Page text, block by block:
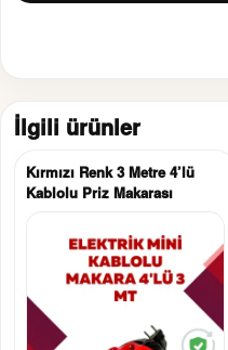
İlgili ürünler
Kırmızı Renk 3 Metre 4’lü
Kablolu Priz Makarası